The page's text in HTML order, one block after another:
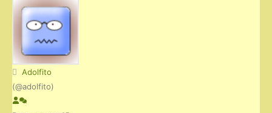
Adolfito
(@adolfito)